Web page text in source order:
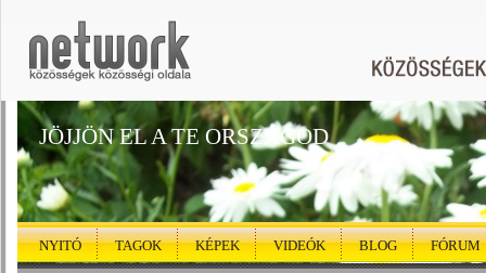
JÖJJÖN EL A TE ORSZÁGOD
NYITÓ TAGOK KÉPEK VIDEÓK BLOG FÓRUM